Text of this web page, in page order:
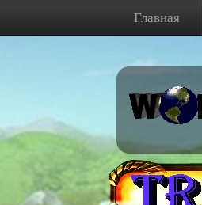
Главная